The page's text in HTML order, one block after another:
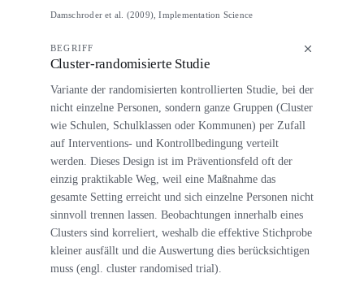
Damschroder et al. (2009), Implementation Science
BEGRIFF
Cluster-randomisierte Studie
Variante der randomisierten kontrollierten Studie, bei der
nicht einzelne Personen, sondern ganze Gruppen (Cluster
wie Schulen, Schulklassen oder Kommunen) per Zufall
auf Interventions- und Kontrollbedingung verteilt
werden. Dieses Design ist im Präventionsfeld oft der
einzig praktikable Weg, weil eine Maßnahme das
gesamte Setting erreicht und sich einzelne Personen nicht
sinnvoll trennen lassen. Beobachtungen innerhalb eines
Clusters sind korreliert, weshalb die effektive Stichprobe
kleiner ausfällt und die Auswertung dies berücksichtigen
muss (engl. cluster randomised trial).